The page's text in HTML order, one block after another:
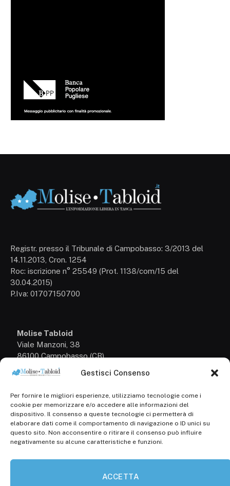
Gestisci Consenso
Per fornire le migliori esperienze, utilizziamo tecnologie come i
cookie per memorizzare e/o accedere alle informazioni del
dispositivo. Il consenso a queste tecnologie ci permetterà di
elaborare dati come il comportamento di navigazione o ID unici su
questo sito. Non acconsentire o ritirare il consenso può influire
negativamente su alcune caratteristiche e funzioni.
ACCETTA
Registr. presso il Tribunale di Campobasso: 3/2013 del
14.11.2013, Cron. 1254
Roc: iscrizione n° 25549 (Prot. 1138/com/15 del
30.04.2015)
P.Iva: 01707150700
Molise Tabloid
Viale Manzoni, 38
86100 Campobasso (CB)
+39 3333169466
Scrivici a:
info@molisetabloid.it
commerciale@molisetabloid.it
Disclaimer